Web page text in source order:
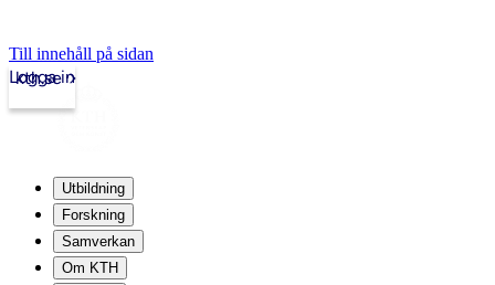
Till innehåll på sidan
kth.se
Logga in
Utbildning
Forskning
Samverkan
Om KTH